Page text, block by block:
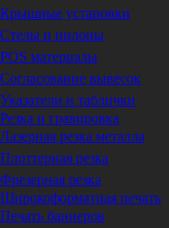
Крышные установки
Стелы и пилоны
POS материалы
Согласование вывесок
Указатели и таблички
Резка и гравировка
Лазерная резка металла
Плоттерная резка
Фрезерная резка
Широкоформатная печать
Печать баннеров